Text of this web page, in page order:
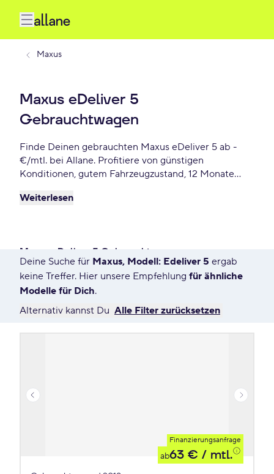
Maxus
Maxus eDeliver 5
Gebrauchtwagen
Finde Deinen gebrauchten Maxus eDeliver 5 ab -
€/mtl. bei Allane. Profitiere von günstigen
Konditionen, gutem Fahrzeugzustand, 12 Monate
Vorteile. Reserviere Dir Deinen Wunsch-Maxus
Weiterlesen
Maxus eDeliver 5 Gebrauchtwagen
1787 Angebote für Deine Suche
Deine Suche für Maxus, Modell: Edeliver 5 ergab
keine Treffer. Hier unsere Empfehlung für ähnliche
Modelle für Dich.
Alternativ kannst Du Alle Filter zurücksetzen
Finanzierungsanfrage
ab63 € / mtl.